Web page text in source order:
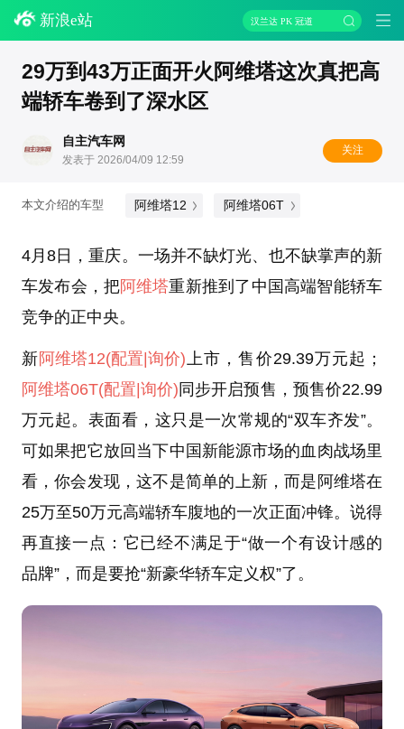
新浪e站 汉兰达 PK 冠道
29万到43万正面开火阿维塔这次真把高
端轿车卷到了深水区
自主汽车网
发表于 2026/04/09 12:59
关注
本文介绍的车型 阿维塔12 阿维塔06T
4月8日，重庆。一场并不缺灯光、也不缺掌声的新
车发布会，把阿维塔重新推到了中国高端智能轿车
竞争的正中央。
新阿维塔12(配置|询价) 上市，售价29.39万元起；
阿维塔06T(配置|询价) 同步开启预售，预售价22.99
万元起。表面看，这只是一次常规的“双车齐发”。
可如果把它放回当下中国新能源市场的血肉战场里
看，你会发现，这不是简单的上新，而是阿维塔在
25万至50万元高端轿车腹地的一次正面冲锋。说得
再直接一点：它已经不满足于“做一个有设计感的
品牌”，而是要抢“新豪华轿车定义权”了。